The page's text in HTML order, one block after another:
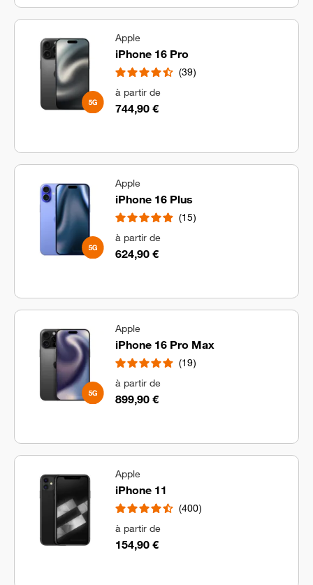
Apple
iPhone 16 Pro
39
à partir de
744,90 €
Apple
iPhone 16 Plus
15
à partir de
624,90 €
Apple
iPhone 16 Pro Max
19
à partir de
899,90 €
Apple
iPhone 11
400
à partir de
154,90 €